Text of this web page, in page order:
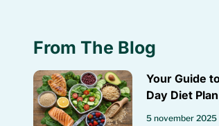
From The Blog
Your Guide
Day Diet Plan